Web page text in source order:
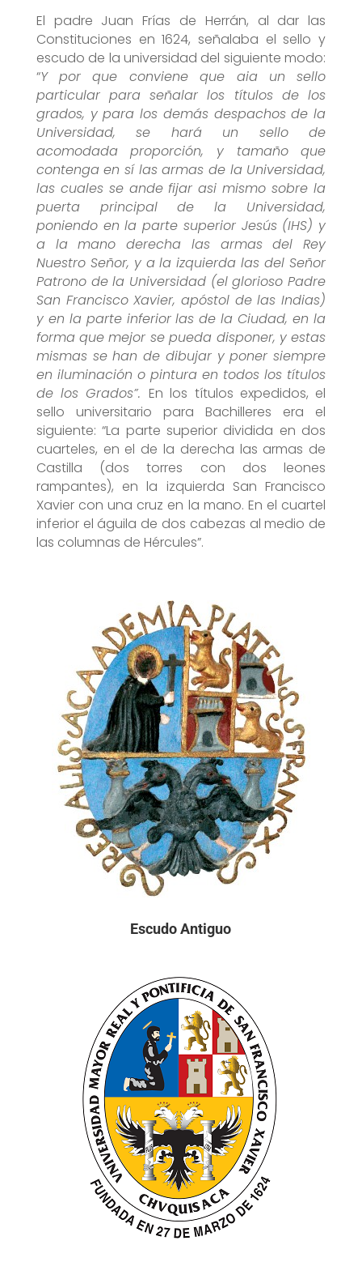
El padre Juan Frías de Herrán, al dar las
Constituciones en 1624, señalaba el sello y
escudo de la universidad del siguiente modo:
“Y por que conviene que aia un sello
particular para señalar los títulos de los
grados, y para los demás despachos de la
Universidad, se hará un sello de
acomodada proporción, y tamaño que
contenga en sí las armas de la Universidad,
las cuales se ande fijar asi mismo sobre la
puerta principal de la Universidad,
poniendo en la parte superior Jesús (IHS) y
a la mano derecha las armas del Rey
Nuestro Señor, y a la izquierda las del Señor
Patrono de la Universidad (el glorioso Padre
San Francisco Xavier, apóstol de las Indias)
y en la parte inferior las de la Ciudad, en la
forma que mejor se pueda disponer, y estas
mismas se han de dibujar y poner siempre
en iluminación o pintura en todos los títulos
de los Grados”. En los títulos expedidos, el
sello universitario para Bachilleres era el
siguiente: “La parte superior dividida en dos
cuarteles, en el de la derecha las armas de
Castilla (dos torres con dos leones
rampantes), en la izquierda San Francisco
Xavier con una cruz en la mano. En el cuartel
inferior el águila de dos cabezas al medio de
las columnas de Hércules”.
Escudo Antiguo